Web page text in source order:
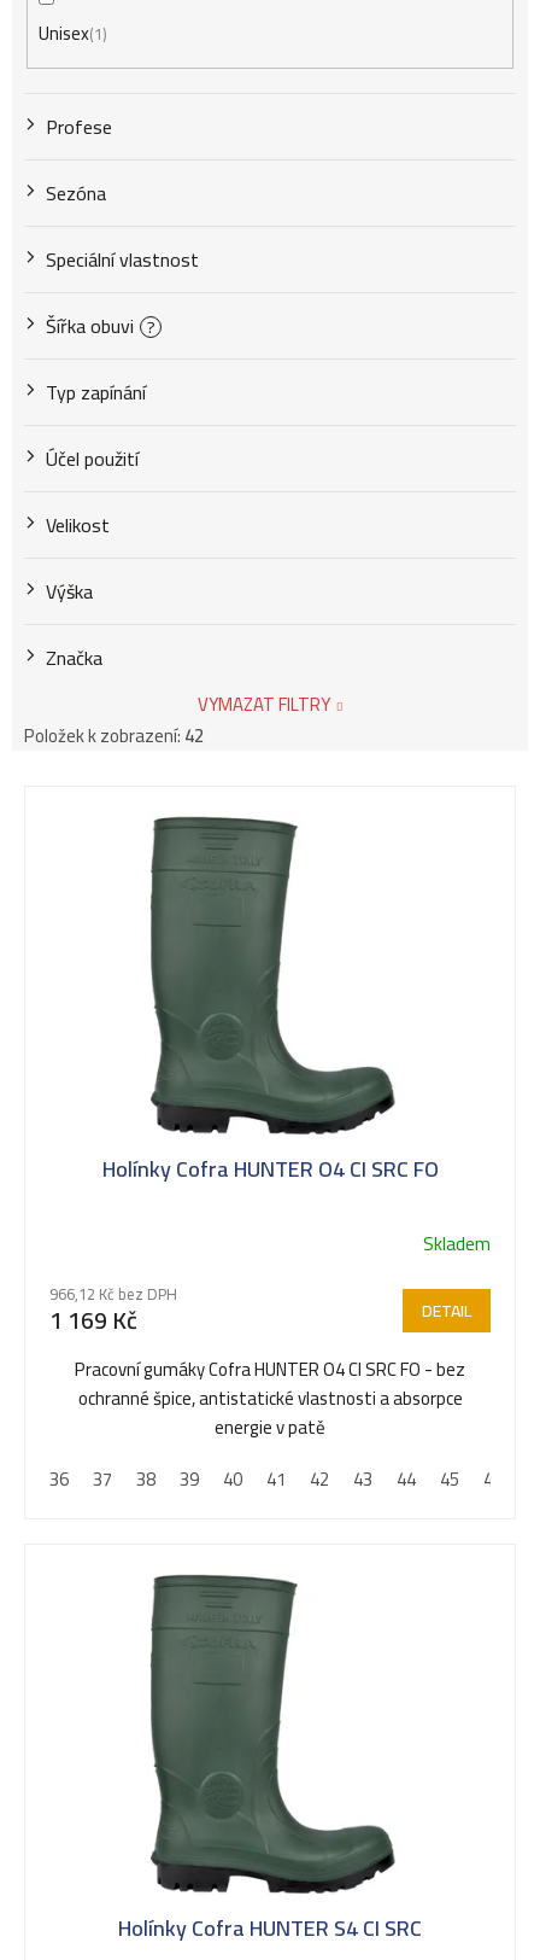
Unisex 1
Profese
Sezóna
Speciální vlastnost
Šířka obuvi ?
Typ zapínání
Účel použití
Velikost
Výška
Značka
VYMAZAT FILTRY
Položek k zobrazení:42
Holínky Cofra HUNTER O4 CI SRC FO
Skladem
966,12 Kč bez DPH
1 169 Kč DETAIL
Pracovní gumáky Cofra HUNTER O4 CI SRC FO - bez
ochranné špice, antistatické vlastnosti a absorpce
energie v patě
36
37 38 39 40 41 42 43 44 45 46
Holínky Cofra HUNTER S4 CI SRC